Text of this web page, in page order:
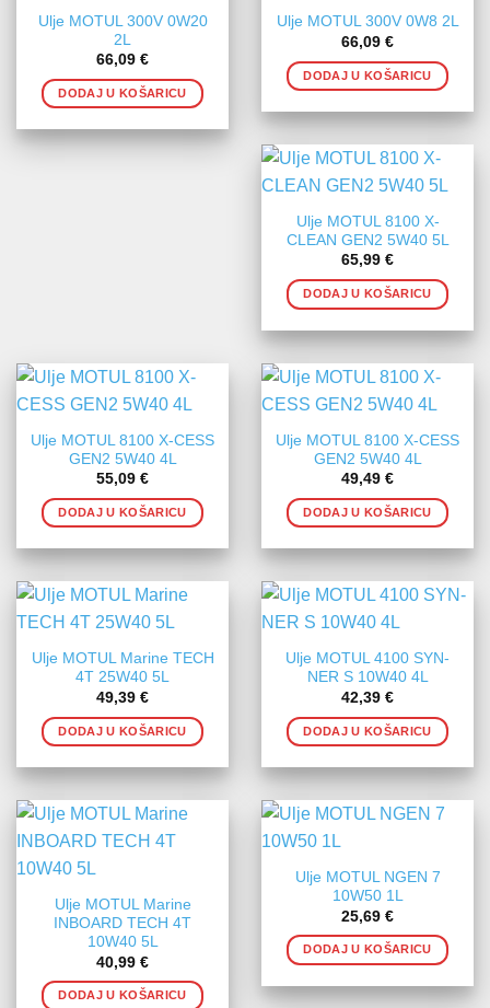
Ulje MOTUL 300V 0W20
2L
66,09 €
DODAJ U KOŠARICU
Ulje MOTUL 300V 0W8 2L
66,09 €
DODAJ U KOŠARICU
Ulje MOTUL 8100 X-
CLEAN GEN2 5W40 5L
65,99 €
DODAJ U KOŠARICU
Ulje MOTUL 8100 X-CESS
GEN2 5W40 4L
55,09 €
DODAJ U KOŠARICU
Ulje MOTUL 8100 X-CESS
GEN2 5W40 4L
49,49 €
DODAJ U KOŠARICU
Ulje MOTUL Marine TECH
4T 25W40 5L
49,39 €
DODAJ U KOŠARICU
Ulje MOTUL 4100 SYN-
NER S 10W40 4L
42,39 €
DODAJ U KOŠARICU
Ulje MOTUL Marine
INBOARD TECH 4T
10W40 5L
40,99 €
DODAJ U KOŠARICU
Ulje MOTUL NGEN 7
10W50 1L
25,69 €
DODAJ U KOŠARICU